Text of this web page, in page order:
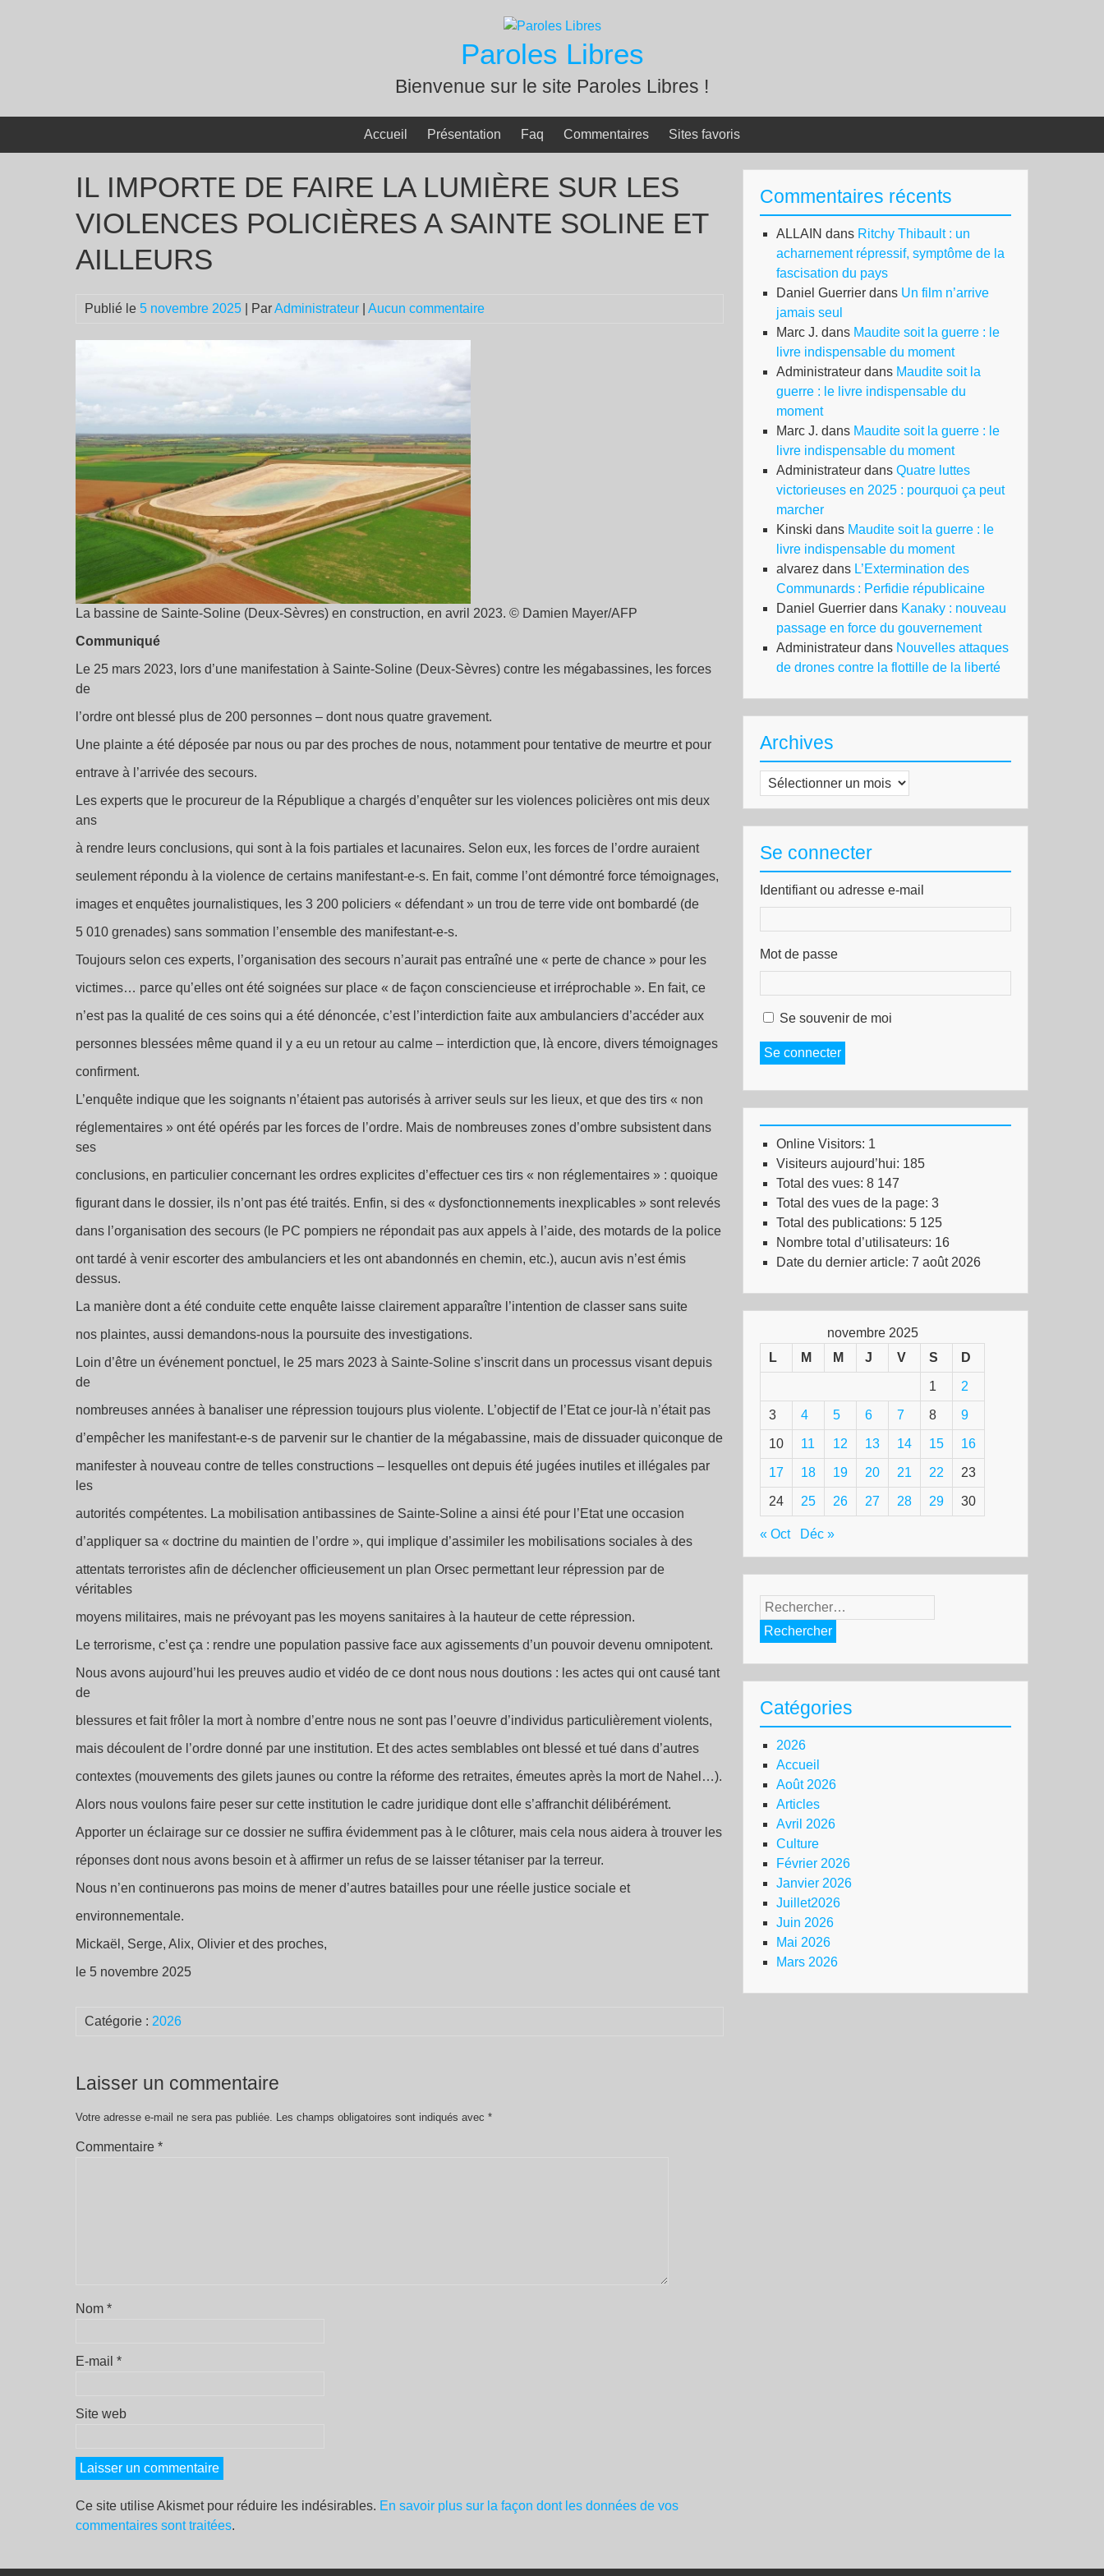
Paroles Libres
Bienvenue sur le site Paroles Libres !
Accueil Présentation Faq Commentaires Sites favoris
IL IMPORTE DE FAIRE LA LUMIÈRE SUR LES
VIOLENCES POLICIÈRES A SAINTE SOLINE ET
AILLEURS
Publié le 5 novembre 2025 | ParAdministrateur Aucun commentaire
La bassine de Sainte-Soline (Deux-Sèvres) en construction, en avril 2023. © Damien Mayer/AFP
Communiqué
Le 25 mars 2023, lors d’une manifestation à Sainte-Soline (Deux-Sèvres) contre les mégabassines, les forces
de
l’ordre ont blessé plus de 200 personnes – dont nous quatre gravement.
Une plainte a été déposée par nous ou par des proches de nous, notamment pour tentative de meurtre et pour
entrave à l’arrivée des secours.
Les experts que le procureur de la République a chargés d’enquêter sur les violences policières ont mis deux
ans
à rendre leurs conclusions, qui sont à la fois partiales et lacunaires. Selon eux, les forces de l’ordre auraient
seulement répondu à la violence de certains manifestant-e-s. En fait, comme l’ont démontré force témoignages,
images et enquêtes journalistiques, les 3 200 policiers « défendant » un trou de terre vide ont bombardé (de
5 010 grenades) sans sommation l’ensemble des manifestant-e-s.
Toujours selon ces experts, l’organisation des secours n’aurait pas entraîné une « perte de chance » pour les
victimes… parce qu’elles ont été soignées sur place « de façon consciencieuse et irréprochable ». En fait, ce
n’est pas la qualité de ces soins qui a été dénoncée, c’est l’interdiction faite aux ambulanciers d’accéder aux
personnes blessées même quand il y a eu un retour au calme – interdiction que, là encore, divers témoignages
confirment.
L’enquête indique que les soignants n’étaient pas autorisés à arriver seuls sur les lieux, et que des tirs « non
réglementaires » ont été opérés par les forces de l’ordre. Mais de nombreuses zones d’ombre subsistent dans
ses
conclusions, en particulier concernant les ordres explicites d’effectuer ces tirs « non réglementaires » : quoique
figurant dans le dossier, ils n’ont pas été traités. Enfin, si des « dysfonctionnements inexplicables » sont relevés
dans l’organisation des secours (le PC pompiers ne répondait pas aux appels à l’aide, des motards de la police
ont tardé à venir escorter des ambulanciers et les ont abandonnés en chemin, etc.), aucun avis n’est émis
dessus.
La manière dont a été conduite cette enquête laisse clairement apparaître l’intention de classer sans suite
nos plaintes, aussi demandons-nous la poursuite des investigations.
Loin d’être un événement ponctuel, le 25 mars 2023 à Sainte-Soline s’inscrit dans un processus visant depuis
de
nombreuses années à banaliser une répression toujours plus violente. L’objectif de l’Etat ce jour-là n’était pas
d’empêcher les manifestant-e-s de parvenir sur le chantier de la mégabassine, mais de dissuader quiconque de
manifester à nouveau contre de telles constructions – lesquelles ont depuis été jugées inutiles et illégales par
les
autorités compétentes. La mobilisation antibassines de Sainte-Soline a ainsi été pour l’Etat une occasion
d’appliquer sa « doctrine du maintien de l’ordre », qui implique d’assimiler les mobilisations sociales à des
attentats terroristes afin de déclencher officieusement un plan Orsec permettant leur répression par de
véritables
moyens militaires, mais ne prévoyant pas les moyens sanitaires à la hauteur de cette répression.
Le terrorisme, c’est ça : rendre une population passive face aux agissements d’un pouvoir devenu omnipotent.
Nous avons aujourd’hui les preuves audio et vidéo de ce dont nous nous doutions : les actes qui ont causé tant
de
blessures et fait frôler la mort à nombre d’entre nous ne sont pas l’oeuvre d’individus particulièrement violents,
mais découlent de l’ordre donné par une institution. Et des actes semblables ont blessé et tué dans d’autres
contextes (mouvements des gilets jaunes ou contre la réforme des retraites, émeutes après la mort de Nahel…).
Alors nous voulons faire peser sur cette institution le cadre juridique dont elle s’affranchit délibérément.
Apporter un éclairage sur ce dossier ne suffira évidemment pas à le clôturer, mais cela nous aidera à trouver les
réponses dont nous avons besoin et à affirmer un refus de se laisser tétaniser par la terreur.
Nous n’en continuerons pas moins de mener d’autres batailles pour une réelle justice sociale et
environnementale.
Mickaël, Serge, Alix, Olivier et des proches,
le 5 novembre 2025
Catégorie : 2026
Laisser un commentaire
Votre adresse e-mail ne sera pas publiée. Les champs obligatoires sont indiqués avec *
Commentaire *
Nom *
E-mail *
Site web
Ce site utilise Akismet pour réduire les indésirables. En savoir plus sur la façon dont les données de vos
commentaires sont traitées.
Commentaires récents
ALLAIN dans Ritchy Thibault : un
acharnement répressif, symptôme de la
fascisation du pays
Daniel Guerrier dans Un film n’arrive
jamais seul
Marc J. dans Maudite soit la guerre : le
livre indispensable du moment
Administrateur dans Maudite soit la
guerre : le livre indispensable du
moment
Marc J. dans Maudite soit la guerre : le
livre indispensable du moment
Administrateur dans Quatre luttes
victorieuses en 2025 : pourquoi ça peut
marcher
Kinski dans Maudite soit la guerre : le
livre indispensable du moment
alvarez dans L’Extermination des
Communards : Perfidie républicaine
Daniel Guerrier dans Kanaky : nouveau
passage en force du gouvernement
Administrateur dans Nouvelles attaques
de drones contre la flottille de la liberté
Archives
Archives
Se connecter
Identifiant ou adresse e-mail
Mot de passe
Se souvenir de moi
Se connecter
Online Visitors: 1
Visiteurs aujourd’hui: 185
Total des vues: 8 147
Total des vues de la page: 3
Total des publications: 5 125
Nombre total d’utilisateurs: 16
Date du dernier article: 7 août 2026
novembre 2025
L
M M J V S D
1 2
3 4 5 6 7 8 9
10 11 12 13 14 15 16
17 18 19 20 21 22 23
24 25 26 27 28 29 30
« Oct Déc »
Rechercher :
Catégories
2026
Accueil
Août 2026
Articles
Avril 2026
Culture
Février 2026
Janvier 2026
Juillet2026
Juin 2026
Mai 2026
Mars 2026